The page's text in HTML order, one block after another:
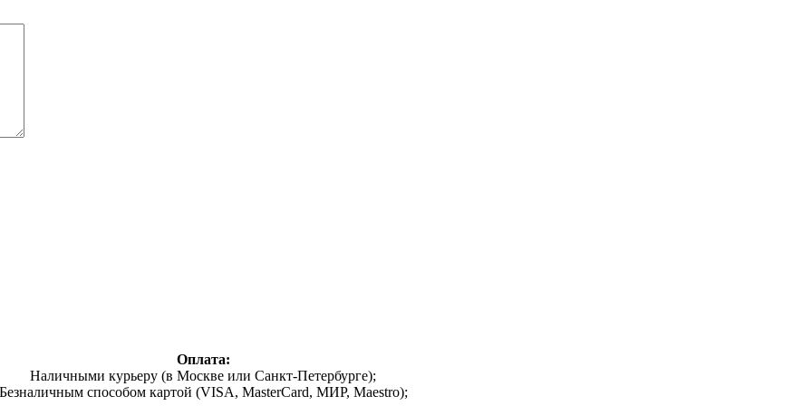
Оплата:
Наличными курьеру (в Москве или Санкт-Петербурге);
Безналичным способом картой (VISA, MasterCard, МИР, Maestro);